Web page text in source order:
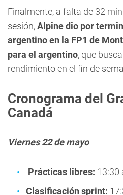
Finalmente, a falta de 32
sesión,Alpine dio por
argentino en la FP1 de
para el argentino, que
rendimiento en el fin de
Cronograma del
Canadá
Viernes 22 de mayo
Prácticas libres: 13:30
Clasificación sprint: